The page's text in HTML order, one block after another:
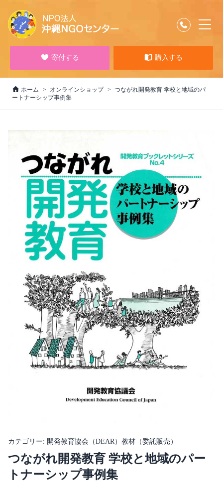
寄付する 購入する
ホーム オンラインショップ
つながれ開発教育 学校と地域のパ
ートナーシップ事例集
カテゴリー: 開発教育協会（DEAR）教材（委託販売）
つながれ開発教育 学校と地域のパー
トナーシップ事例集